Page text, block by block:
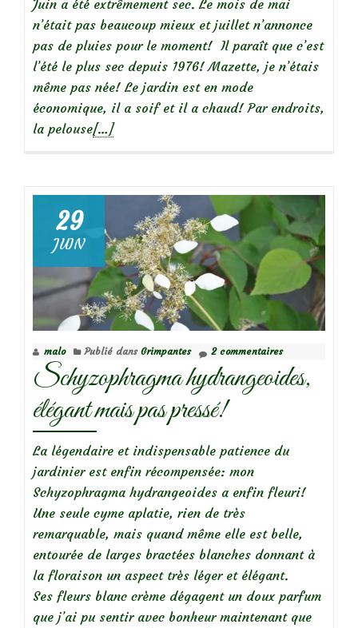
Juin a été extrêmement sec. Le mois de mai
n’était pas beaucoup mieux et juillet n’annonce
pas de pluies pour le moment! Il paraît que c’est
l’été le plus sec depuis 1976! Mazette, je n’étais
même pas née! Le jardin est en mode
économique, il a soif et il a chaud! Par endroits,
la pelouseEn
mon
jardin:
début
d’été
[…]
29
JUIN
malo Publié dans Grimpantes 2 commentaires
Schyzophragma hydrangeoides,
élégant mais pas pressé!
La légendaire et indispensable patience du
jardinier est enfin récompensée: mon
Schyzophragma hydrangeoides a enfin fleuri!
Une seule cyme aplatie, rien de très
remarquable, mais quand même elle est belle,
entourée de larges bractées blanches donnant à
la floraison un aspect très léger et élégant.
Ses fleurs blanc crème dégagent un doux parfum
que j’ai pu sentir avec bonheur maintenant que